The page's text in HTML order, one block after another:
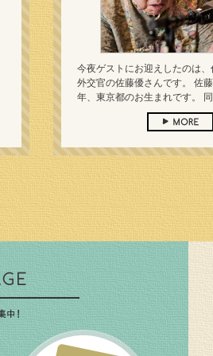
今夜ゲストにお迎えしたのは
外交官の佐藤優さんです。 佐
年、東京都のお生まれです。